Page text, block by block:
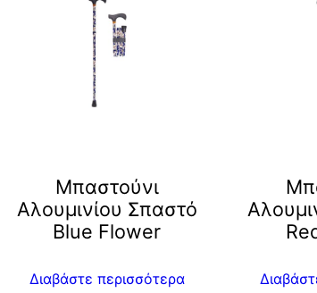
Μπαστούνι
Αλουμινίου Σπαστό
Blue Flower
Διαβάστε περισσότερα